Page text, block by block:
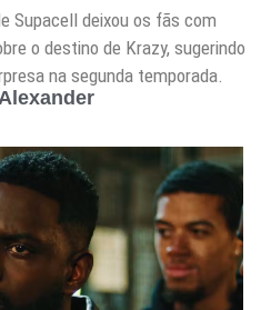
Supacell deixou os fãs com
o destino de Krazy, sugerindo
na segunda temporada.